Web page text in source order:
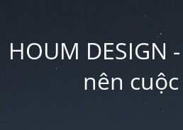
HOUM DESIGN
nên